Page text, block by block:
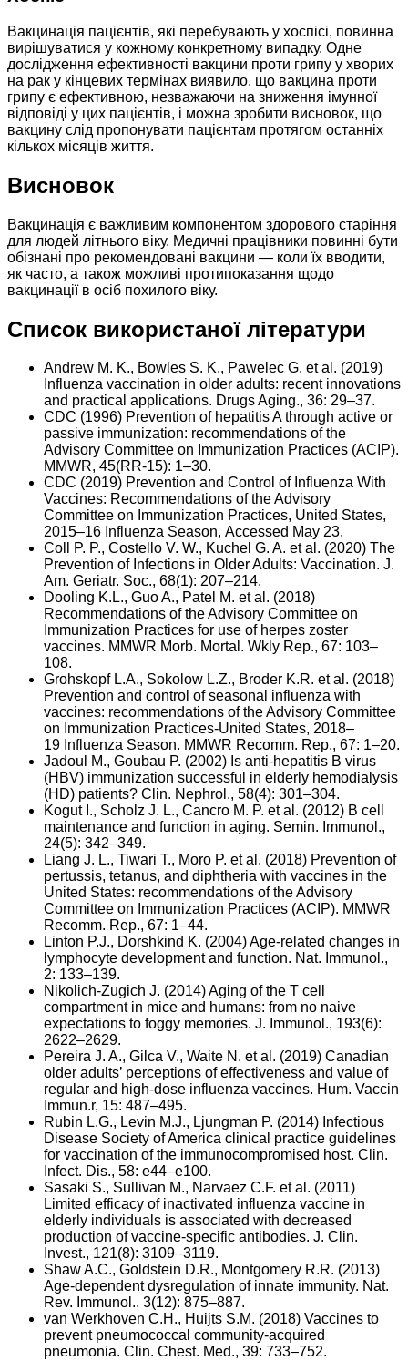
Вакцинація пацієнтів, які перебувають у хоспісі, повинна
вирішуватися у кожному конкретному випадку. Одне
дослідження ефективності вакцини проти грипу у хворих
на рак у кінцевих термінах виявило, що вакцина проти
грипу є ефективною, незважаючи на зниження імунної
відповіді у цих пацієнтів, і можна зробити висновок, що
вакцину слід пропонувати пацієнтам протягом останніх
кількох місяців життя.
Висновок
Вакцинація є важливим компонентом здорового старіння
для людей літнього віку. Медичні працівники повинні бути
обізнані про рекомендовані вакцини — коли їх вводити,
як часто, а також можливі протипоказання щодо
вакцинації в осіб похилого віку.
Список використаної літератури
Andrew M. K., Bowles S. K., Pawelec G. et al. (2019)
Influenza vaccination in older adults: recent innovations
and practical applications. Drugs Aging., 36: 29–37.
CDC (1996) Prevention of hepatitis A through active or
passive immunization: recommendations of the
Advisory Committee on Immunization Practices (ACIP).
MMWR, 45(RR-15): 1–30.
CDC (2019) Prevention and Control of Influenza With
Vaccines: Recommendations of the Advisory
Committee on Immunization Practices, United States,
2015–16 Influenza Season, Accessed May 23.
Coll P. P., Costello V. W., Kuchel G. A. et al. (2020) The
Prevention of Infections in Older Adults: Vaccination. J.
Am. Geriatr. Soc., 68(1): 207–214.
Dooling K.L., Guo A., Patel M. et al. (2018)
Recommendations of the Advisory Committee on
Immunization Practices for use of herpes zoster
vaccines. MMWR Morb. Mortal. Wkly Rep., 67: 103–
108.
Grohskopf L.A., Sokolow L.Z., Broder K.R. et al. (2018)
Prevention and control of seasonal influenza with
vaccines: recommendations of the Advisory Committee
on Immunization Practices-United States, 2018–
19 Influenza Season. MMWR Recomm. Rep., 67: 1–20.
Jadoul M., Goubau P. (2002) Is anti-hepatitis B virus
(HBV) immunization successful in elderly hemodialysis
(HD) patients? Clin. Nephrol., 58(4): 301–304.
Kogut I., Scholz J. L., Cancro M. P. et al. (2012) B cell
maintenance and function in aging. Semin. Immunol.,
24(5): 342–349.
Liang J. L., Tiwari T., Moro P. et al. (2018) Prevention of
pertussis, tetanus, and diphtheria with vaccines in the
United States: recommendations of the Advisory
Committee on Immunization Practices (ACIP). MMWR
Recomm. Rep., 67: 1–44.
Linton P.J., Dorshkind K. (2004) Age-related changes in
lymphocyte development and function. Nat. Immunol.,
2: 133–139.
Nikolich-Zugich J. (2014) Aging of the T cell
compartment in mice and humans: from no naive
expectations to foggy memories. J. Immunol., 193(6):
2622–2629.
Pereira J. A., Gilca V., Waite N. et al. (2019) Canadian
older adults’ perceptions of effectiveness and value of
regular and high-dose influenza vaccines. Hum. Vaccin
Immun.r, 15: 487–495.
Rubin L.G., Levin M.J., Ljungman P. (2014) Infectious
Disease Society of America clinical practice guidelines
for vaccination of the immunocompromised host. Clin.
Infect. Dis., 58: e44–e100.
Sasaki S., Sullivan M., Narvaez C.F. et al. (2011)
Limited efficacy of inactivated influenza vaccine in
elderly individuals is associated with decreased
production of vaccine-specific antibodies. J. Clin.
Invest., 121(8): 3109–3119.
Shaw A.C., Goldstein D.R., Montgomery R.R. (2013)
Age-dependent dysregulation of innate immunity. Nat.
Rev. Immunol.. 3(12): 875–887.
van Werkhoven C.H., Huijts S.M. (2018) Vaccines to
prevent pneumococcal community-acquired
pneumonia. Clin. Chest. Med., 39: 733–752.